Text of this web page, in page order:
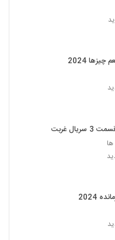
2024
غربت
2024